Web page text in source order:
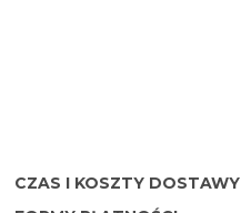
CZAS I KOSZTY DOSTAWY